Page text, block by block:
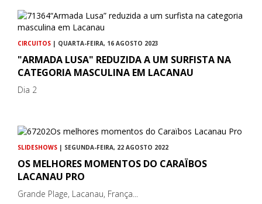
CIRCUITOS | QUARTA-FEIRA, 16 AGOSTO 2023
"ARMADA LUSA" REDUZIDA A UM SURFISTA NA
CATEGORIA MASCULINA EM LACANAU
Dia 2
SLIDESHOWS | SEGUNDA-FEIRA, 22 AGOSTO 2022
OS MELHORES MOMENTOS DO CARAÏBOS
LACANAU PRO
Grande Plage, Lacanau, França...